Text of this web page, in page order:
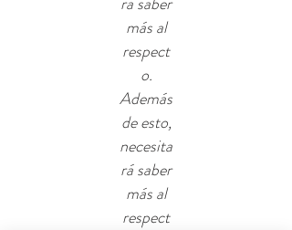
más al
respect
o.
Además
de esto,
necesita
rá saber
más al
respect